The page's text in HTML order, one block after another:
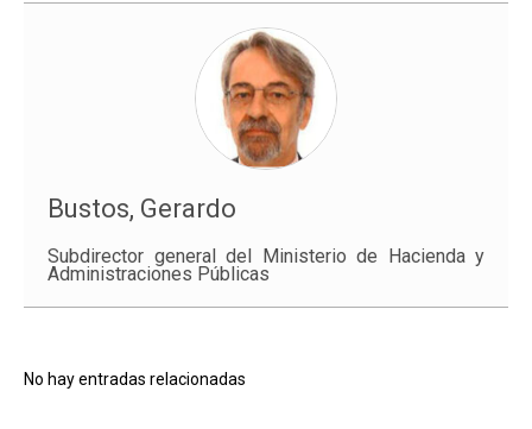
Bustos, Gerardo
Subdirector general del Ministerio de Hacienda y
Administraciones Públicas
No hay entradas relacionadas